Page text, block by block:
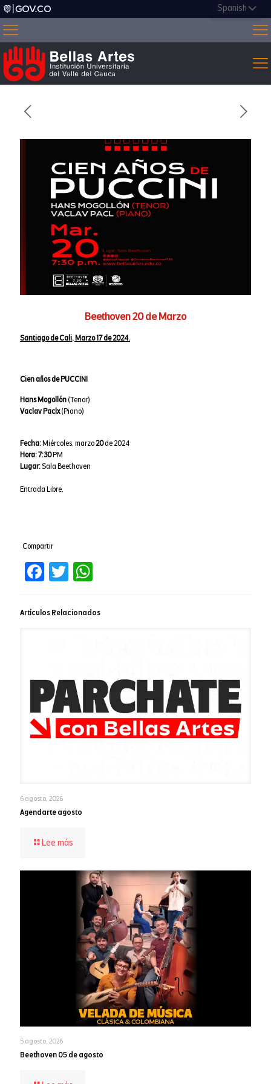
Beethoven 20 de Marzo
Santiago de Cali, Marzo 17 de 2024.
Cien años de PUCCINI
Hans Mogollón(Tenor)
Vaclav Paclx(Piano)
Fecha:Miércoles, marzo20de 2024
Hora:7:30PM
Lugar:Sala Beethoven
Entrada Libre.
Compartir
Facebook
TwitterWhatsApp
Artículos Relacionados
6 agosto, 2026
Agendarte agosto
Lee más
5 agosto, 2026
Beethoven 05 de agosto